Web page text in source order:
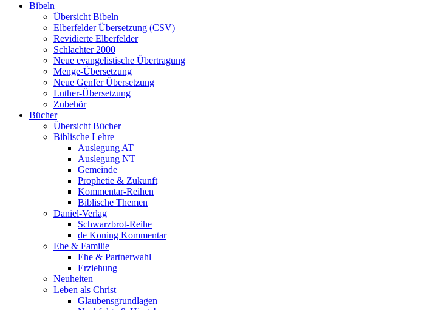
Bibeln
Übersicht Bibeln
Elberfelder Übersetzung (CSV)
Revidierte Elberfelder
Schlachter 2000
Neue evangelistische Übertragung
Menge-Übersetzung
Neue Genfer Übersetzung
Luther-Übersetzung
Zubehör
Bücher
Übersicht Bücher
Biblische Lehre
Auslegung AT
Auslegung NT
Gemeinde
Prophetie & Zukunft
Kommentar-Reihen
Biblische Themen
Daniel-Verlag
Schwarzbrot-Reihe
de Koning Kommentar
Ehe & Familie
Ehe & Partnerwahl
Erziehung
Neuheiten
Leben als Christ
Glaubensgrundlagen